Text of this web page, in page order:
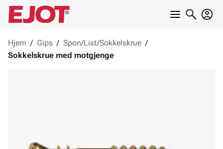
Hjem / Gips / Spon/List/Sokkelskrue /
Sokkelskrue med motgjenge